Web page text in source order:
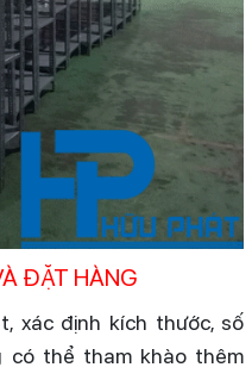
ĐẶT HÀNG
xác định kích thước, số
có thể tham khào thêm